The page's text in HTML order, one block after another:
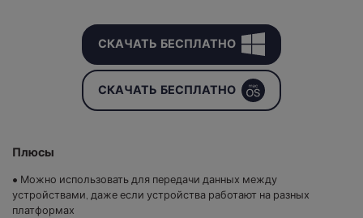
СКАЧАТЬ БЕСПЛАТНО
СКАЧАТЬ БЕСПЛАТНО
Плюсы
• Можно использовать для передачи данных между
устройствами, даже если устройства работают на разных
платформах